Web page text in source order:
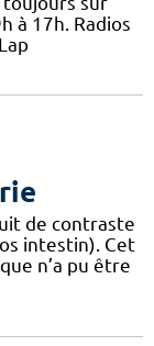
à 17h. Radios
de contraste
intestin). Cet
n’a pu être